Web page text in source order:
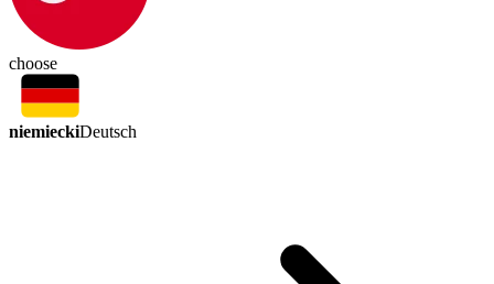
choose
niemieckiDeutsch